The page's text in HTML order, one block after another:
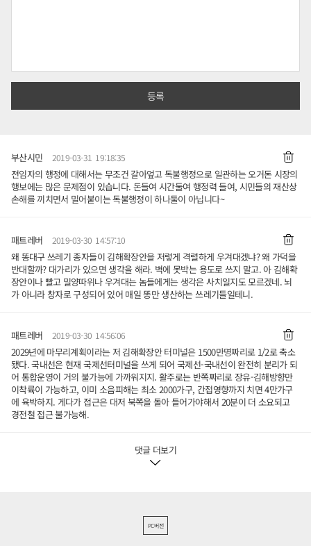
부산시민 2019-03-31 19:18:35
전임자의 행정에 대해서는 무조건 갈아엎고 독불행정으로 일관하는 오거돈 시장의
행보에는 많은 문제점이 있습니다. 돈들여 시간둘여 행정력 들여, 시민들의 재산상
손해를 끼치면서 밀어붙이는 독불행정이 하나둘이 아닙니다~
패트레버 2019-03-30 14:57:10
왜 똥대구 쓰레기 종자들이 김해확장안을 저렇게 격렬하게 우겨대겠냐? 왜 가덕을
반대할까? 대가리가 있으면 생각을 해라. 벽에 못박는 용도로 쓰지 말고. 아 김해확
장안이나 빨고 밀양따위나 우겨대는 놈들에게는 생각은 사치일지도 모르겠네. 뇌
가 아니라 창자로 구성되어 있어 매일 똥만 생산하는 쓰레기들일테니.
패트레버 2019-03-30 14:56:06
2029년에 마무리계획이라는 저 김해확장안 터미널은 1500만명짜리로 1/2로 축소
됐다. 국내선은 현재 국제선터미널을 쓰게 되어 국제선-국내선이 완전히 분리가 되
어 통합운영이 거의 불가능에 가까워지지. 활주로는 반쪽짜리로 장유-김해방향만
이착륙이 가능하고, 이미 소음피해는 최소 2000가구, 간접영향까지 치면 4만가구
에 육박하지. 게다가 접근은 대저 북쪽을 돌아 들어가야해서 20분이 더 소요되고
경전철 접근 불가능해.
댓글 더보기
PC버전